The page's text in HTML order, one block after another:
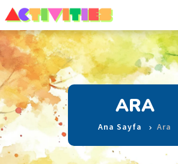
ARA
Ana Sayfa Ara